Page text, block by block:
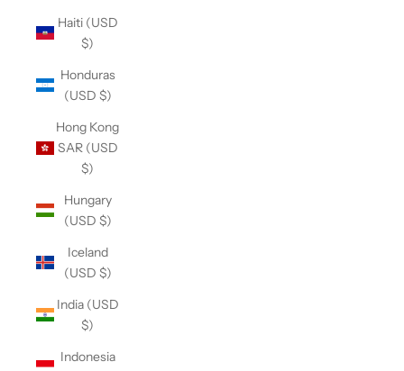
Haiti (USD
$)
Honduras
(USD $)
Hong Kong
SAR (USD
$)
Hungary
(USD $)
Iceland
(USD $)
India (USD
$)
Indonesia